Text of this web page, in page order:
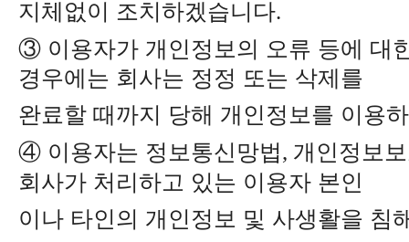
지체없이 조치하겠습니다.
③ 이용자가 개인정보의 오류 등에 대
경우에는 회사는 정정 또는 삭제를
완료할 때까지 당해 개인정보를 이용
④ 이용자는 정보통신망법, 개인정보
회사가 처리하고 있는 이용자 본인
이나 타인의 개인정보 및 사생활을 침